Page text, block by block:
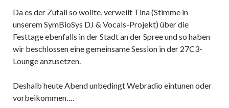
Da es der Zufall so wollte, verweilt Tina (Stimme in
unserem SymBioSys DJ & Vocals-Projekt) über die
Festtage ebenfalls in der Stadt an der Spree und so haben
wir beschlossen eine gemeinsame Session in der 27C3-
Lounge anzusetzen.
Deshalb heute Abend unbedingt Webradio eintunen oder
vorbeikommen….